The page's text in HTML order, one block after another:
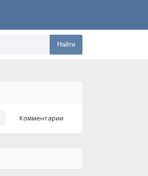
Найти
Комментарии